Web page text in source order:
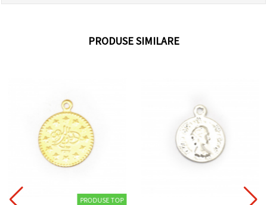
PRODUSE SIMILARE
PRODUSE TOP